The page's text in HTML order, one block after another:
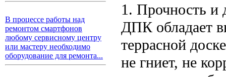
В процессе работы над
ремонтом смартфонов
любому сервисному центру
или мастеру необходимо
оборудование для ремонта...
1. Прочность и
ДПК обладает
террасной
не гниет, не